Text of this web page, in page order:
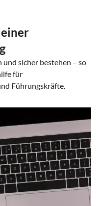
sicher bestehen – so
für
Führungskräfte.